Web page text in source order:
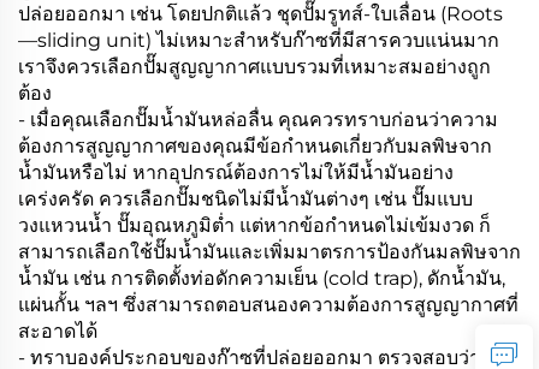
ปล่อยออกมา เช่น โดยปกติแล้ว ชุดปั๊มรูทส์-ใบเลื่อน (Roots
—sliding unit) ไม่เหมาะสำหรับก๊าซที่มีสารควบแน่นมาก
เราจึงควรเลือกปั๊มสูญญากาศแบบรวมที่เหมาะสมอย่างถูก
ต้อง
- เมื่อคุณเลือกปั๊มน้ำมันหล่อลื่น คุณควรทราบก่อนว่าความ
ต้องการสูญญากาศของคุณมีข้อกำหนดเกี่ยวกับมลพิษจาก
น้ำมันหรือไม่ หากอุปกรณ์ต้องการไม่ให้มีน้ำมันอย่าง
เคร่งครัด ควรเลือกปั๊มชนิดไม่มีน้ำมันต่างๆ เช่น ปั๊มแบบ
วงแหวนน้ำ ปั๊มอุณหภูมิต่ำ แต่หากข้อกำหนดไม่เข้มงวด ก็
สามารถเลือกใช้ปั๊มน้ำมันและเพิ่มมาตรการป้องกันมลพิษจาก
น้ำมัน เช่น การติดตั้งท่อดักความเย็น (cold trap), ดักน้ำมัน,
แผ่นกั้น ฯลฯ ซึ่งสามารถตอบสนองความต้องการสูญญากาศที่
สะอาดได้
- ทราบองค์ประกอบของก๊าซที่ปล่อยออกมา ตรวจสอบว่าก๊าซ